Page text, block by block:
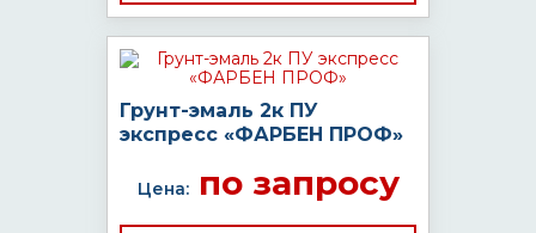
Грунт-эмаль 2к ПУ
экспресс «ФАРБЕН ПРОФ»
Цена:по запросу